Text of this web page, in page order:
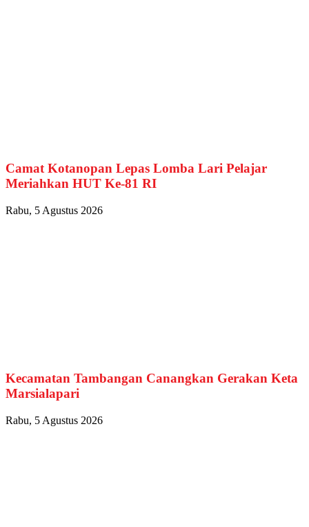
Camat Kotanopan Lepas Lomba Lari Pelajar
Meriahkan HUT Ke-81 RI
Rabu, 5 Agustus 2026
Kecamatan Tambangan Canangkan Gerakan Keta
Marsialapari
Rabu, 5 Agustus 2026